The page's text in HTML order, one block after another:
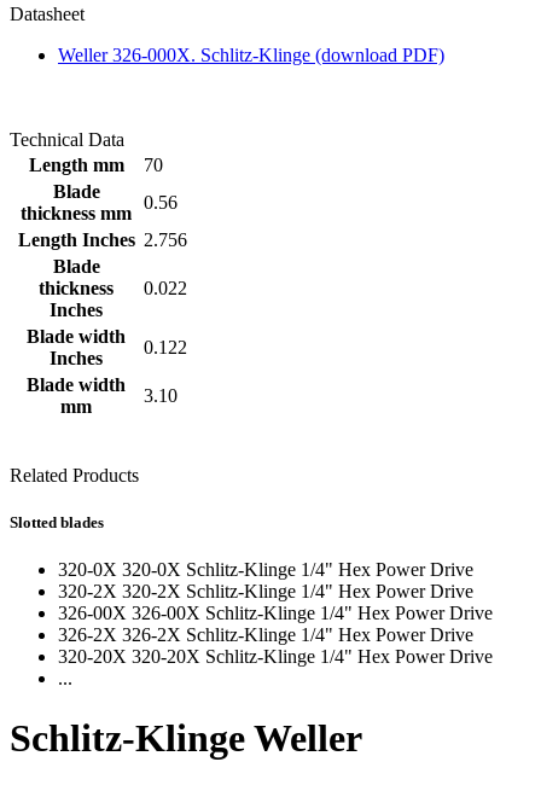
Datasheet
Weller 326-000X. Schlitz-Klinge (download PDF)
Technical Data
Length mm
70
Blade
thickness mm
0.56
Length Inches 2.756
Blade
thickness
Inches
0.022
Blade width
Inches
0.122
Blade width
mm
3.10
Related Products
Slotted blades
320-0X 320-0X Schlitz-Klinge 1/4" Hex Power Drive
320-2X 320-2X Schlitz-Klinge 1/4" Hex Power Drive
326-00X 326-00X Schlitz-Klinge 1/4" Hex Power Drive
326-2X 326-2X Schlitz-Klinge 1/4" Hex Power Drive
320-20X 320-20X Schlitz-Klinge 1/4" Hex Power Drive
...
Schlitz-Klinge Weller